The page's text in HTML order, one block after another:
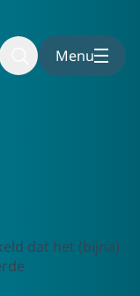
Menu
dat het (bijna)